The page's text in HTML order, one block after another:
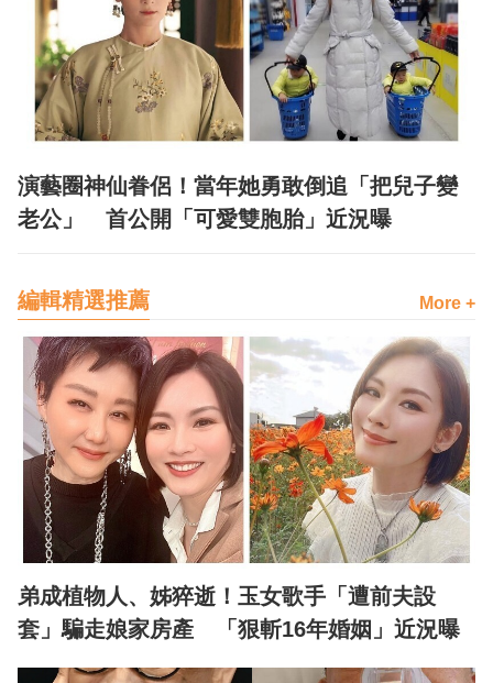
演藝圈神仙眷侶！當年她勇敢倒追「把兒子變
老公」 首公開「可愛雙胞胎」近況曝
編輯精選推薦 More +
弟成植物人、姊猝逝！玉女歌手「遭前夫設
套」騙走娘家房產 「狠斬16年婚姻」近況曝